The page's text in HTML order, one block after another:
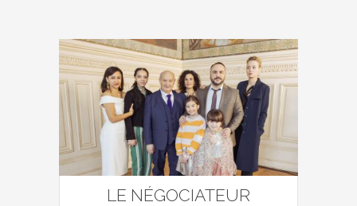
LE NÉGOCIATEUR